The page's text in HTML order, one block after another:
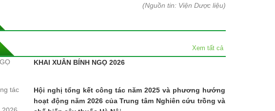
(Nguồn tin: Viện Dược liệu)
Xem tất cả
KHAI XUÂN BÍNH NGỌ 2026
Hội nghị tổng kết công tác năm 2025 và phương hướng
hoạt động năm 2026 của Trung tâm Nghiên cứu trồng và